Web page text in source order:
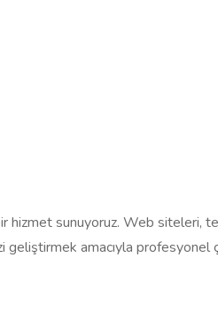
hizmet sunuyoruz. Web siteleri,
amacıyla profesyonel